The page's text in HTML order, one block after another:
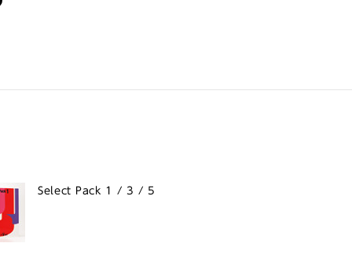
Select Pack 1 / 3 / 5